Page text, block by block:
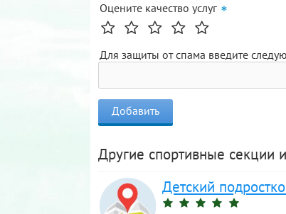
Оцените качество услуг
Для защиты от спама введите
Другие спортивные секции
Детский